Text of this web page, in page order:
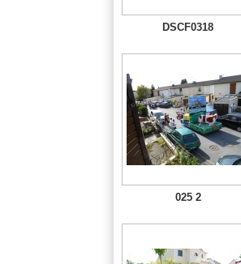
DSCF0318
025 2